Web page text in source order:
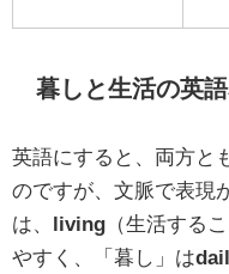
暮しと生活の英
英語にすると、両方と
のですが、文脈で表現
は、 living （生活する
やすく、「暮し」は